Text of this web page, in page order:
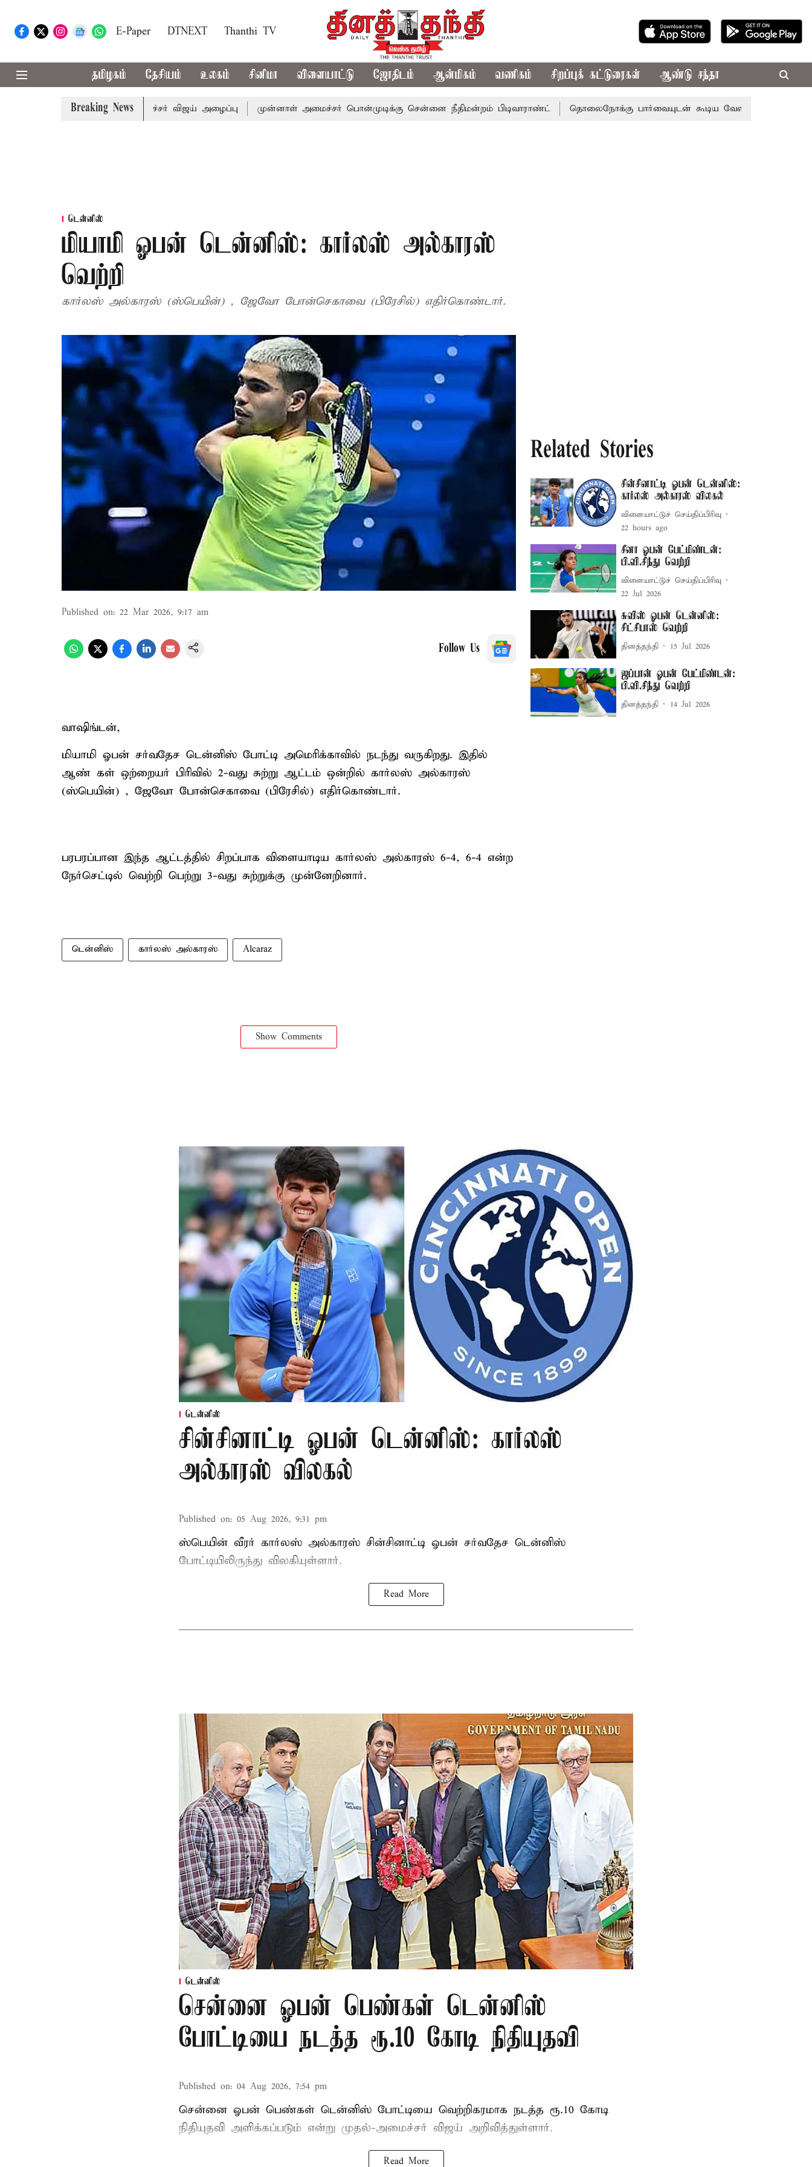
E-Paper DTNEXT Thanthi TV
தமிழகம் தேசியம் உலகம் சினிமா விளையாட்டு ஜோதிடம் ஆன்மிகம் வணிகம் சிறப்புக் கட்டுரைகள் ஆண்டு சந்தா
Breaking News
முதல்-அமைச்சர் விஜய் அழைப்பு முன்னாள் அமைச்சர் பொன்முடிக்கு சென்னை நீதிமன்றம் பிடிவாராண்ட் தொலைநோக்கு பார்வையுடன் கூடிய வேளாண் பட்ஜெட்: முதல்-
டென்னிஸ்
மியாமி ஓபன் டென்னிஸ்: கார்லஸ் அல்காரஸ்
வெற்றி
கார்லஸ் அல்காரஸ் (ஸ்பெயின்) , ஜேவோ போன்செகாவை (பிரேசில்) எதிர்கொண்டார்.
Published on: 22 Mar 2026, 9:17 am
Follow Us
வாஷிங்டன்,
மியாமி ஓபன் சர்வதேச டென்னிஸ் போட்டி அமெரிக்காவில் நடந்து வருகிறது. இதில்
ஆண் கள் ஒற்றையர் பிரிவில் 2-வது சுற்று ஆட்டம் ஒன்றில் கார்லஸ் அல்காரஸ்
(ஸ்பெயின்) , ஜேவோ போன்செகாவை (பிரேசில்) எதிர்கொண்டார்.
பரபரப்பான இந்த ஆட்டத்தில் சிறப்பாக விளையாடிய கார்லஸ் அல்காரஸ் 6-4, 6-4 என்ற
நேர்செட்டில் வெற்றி பெற்று 3-வது சுற்றுக்கு முன்னேறினார்.
டென்னிஸ் கார்லஸ் அல்காரஸ் Alcaraz
Show Comments
Related Stories
சின்சினாட்டி ஓபன் டென்னிஸ்:
கார்லஸ் அல்காரஸ் விலகல்
விளையாட்டுச் செய்திப்பிரிவு
22 hours ago
சீனா ஓபன் பேட்மிண்டன்:
பி.வி.சிந்து வெற்றி
விளையாட்டுச் செய்திப்பிரிவு
22 Jul 2026
சுவிஸ் ஓபன் டென்னிஸ்:
சிட்சிபாஸ் வெற்றி
தினத்தந்தி 15 Jul 2026
ஜப்பான் ஓபன் பேட்மிண்டன்:
பி.வி.சிந்து வெற்றி
தினத்தந்தி 14 Jul 2026
டென்னிஸ்
சின்சினாட்டி ஓபன் டென்னிஸ்: கார்லஸ்
அல்காரஸ் விலகல்
Published on: 05 Aug 2026, 9:31 pm
ஸ்பெயின் வீரர் கார்லஸ் அல்காரஸ் சின்சினாட்டி ஓபன் சர்வதேச டென்னிஸ்
போட்டியிலிருந்து விலகியுள்ளார்.
Read More
டென்னிஸ்
சென்னை ஓபன் பெண்கள் டென்னிஸ்
போட்டியை நடத்த ரூ.10 கோடி நிதியுதவி
Published on: 04 Aug 2026, 7:54 pm
சென்னை ஓபன் பெண்கள் டென்னிஸ் போட்டியை வெற்றிகரமாக நடத்த ரூ.10 கோடி
நிதியுதவி அளிக்கப்படும் என்று முதல்-அமைச்சர் விஜய் அறிவித்துள்ளார்.
Read More